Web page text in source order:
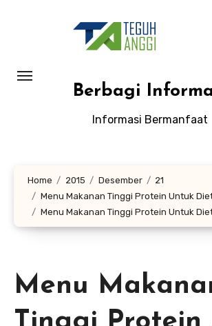
Berbagi
Informasi Bermanfaat
Home 2015 Desember
21
Menu Makanan Tinggi Protein Untuk
Menu Makanan Tinggi Protein Untuk
Menu